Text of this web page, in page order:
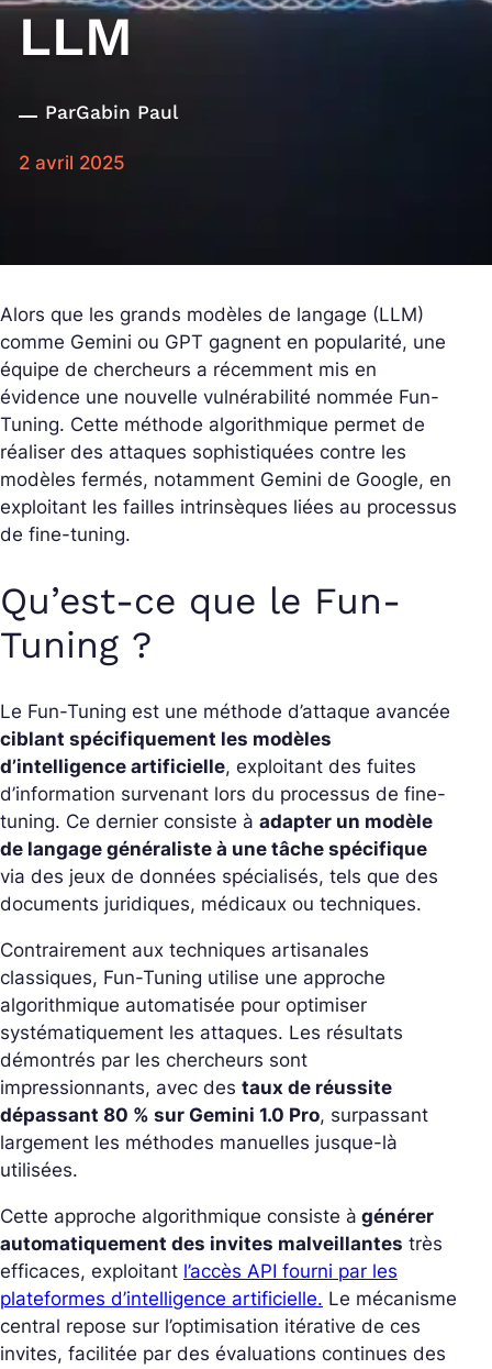
LLM
ParGabin Paul
2 avril 2025
Alors que les grands modèles de langage (LLM)
comme Gemini ou GPT gagnent en popularité, une
équipe de chercheurs a récemment mis en
évidence une nouvelle vulnérabilité nommée Fun-
Tuning. Cette méthode algorithmique permet de
réaliser des attaques sophistiquées contre les
modèles fermés, notamment Gemini de Google, en
exploitant les failles intrinsèques liées au processus
de fine-tuning.
Qu’est-ce que le Fun-
Tuning ?
Le Fun-Tuning est une méthode d’attaque avancée
ciblant spécifiquement les modèles
d’intelligence artificielle, exploitant des fuites
d’information survenant lors du processus de fine-
tuning. Ce dernier consiste à adapter un modèle
de langage généraliste à une tâche spécifique
via des jeux de données spécialisés, tels que des
documents juridiques, médicaux ou techniques.
Contrairement aux techniques artisanales
classiques, Fun-Tuning utilise une approche
algorithmique automatisée pour optimiser
systématiquement les attaques. Les résultats
démontrés par les chercheurs sont
impressionnants, avec des taux de réussite
dépassant 80 % sur Gemini 1.0 Pro, surpassant
largement les méthodes manuelles jusque-là
utilisées.
Cette approche algorithmique consiste à générer
automatiquement des invites malveillantes très
efficaces, exploitant l’accès API fourni par les
plateformes d’intelligence artificielle. Le mécanisme
central repose sur l’optimisation itérative de ces
invites, facilitée par des évaluations continues des